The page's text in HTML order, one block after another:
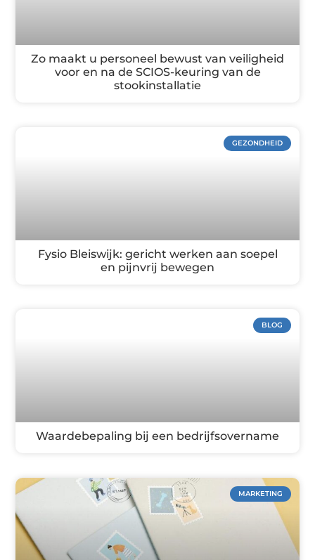
Zo maakt u personeel bewust van veiligheid
voor en na de SCIOS-keuring van de
stookinstallatie
GEZONDHEID
Fysio Bleiswijk: gericht werken aan soepel
en pijnvrij bewegen
BLOG
Waardebepaling bij een bedrijfsovername
MARKETING